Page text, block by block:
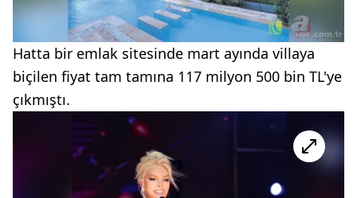
Hatta bir emlak sitesinde mart ayında villaya
biçilen fiyat tam tamına 117 milyon 500 bin TL'ye
çıkmıştı.